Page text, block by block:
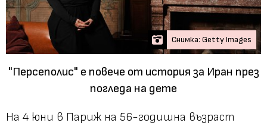
Снимка: Getty Images
"Персеполис" е повече от история за Иран през
погледа на дете
На 4 юни в Париж на 56-годишна възраст